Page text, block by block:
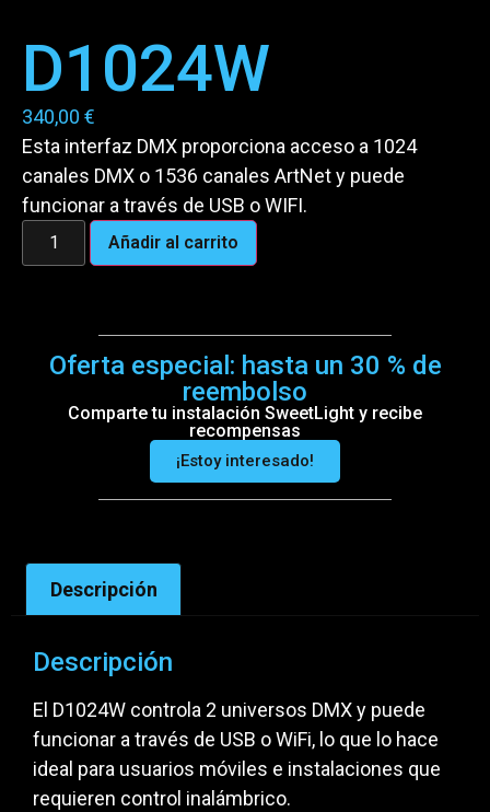
D1024W
340,00 €
Esta interfaz DMX proporciona acceso a 1024
canales DMX o 1536 canales ArtNet y puede
funcionar a través de USB o WIFI.
Añadir al carrito
Oferta especial: hasta un 30 % de
reembolso
Comparte tu instalación SweetLight y recibe
recompensas
¡Estoy interesado!
Descripción
Descripción
El D1024W controla 2 universos DMX y puede
funcionar a través de USB o WiFi, lo que lo hace
ideal para usuarios móviles e instalaciones que
requieren control inalámbrico.